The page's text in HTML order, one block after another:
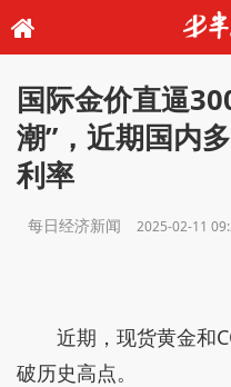
国际金价直逼
潮”，近期国内
利率
每日经济新闻 2025-02-11
近期，现货黄金和
破历史高点。